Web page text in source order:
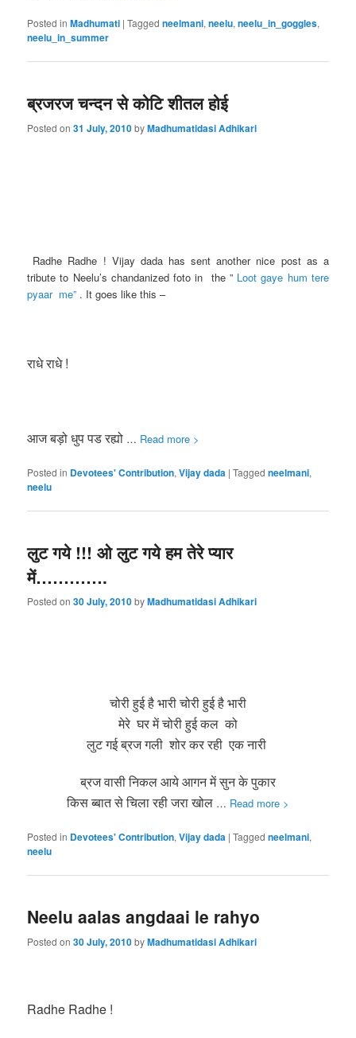
Posted in Madhumati |Tagged neelmani,neelu,neelu_in_goggles,
neelu_in_summer
ब्रजरज चन्दन से कोटि शीतल होई
Posted on31 July, 2010byMadhumatidasi Adhikari
Radhe Radhe ! Vijay dada has sent another nice post as a
tribute to Neelu’s chandanized foto in the ” Loot gaye hum tere
pyaar me” . It goes like this –
राधे राधे !
आज बड़ो धुप पड रह्यो … Read more >
Posted in Devotees' Contribution,Vijay dada |Tagged neelmani,
neelu
लुट गये !!! ओ लुट गये हम तेरे प्यार
में………….
Posted on30 July, 2010byMadhumatidasi Adhikari
चोरी हुई है भारी चोरी हुई है भारी
मेरे घर में चोरी हुई कल को
लुट गई ब्रज गली शोर कर रही एक नारी
ब्रज वासी निकल आये आगन में सुन के पुकार
किस ब्बात से चिला रही जरा खोल … Read more >
Posted in Devotees' Contribution,Vijay dada |Tagged neelmani,
neelu
Neelu aalas angdaai le rahyo
Posted on30 July, 2010byMadhumatidasi Adhikari
Radhe Radhe !